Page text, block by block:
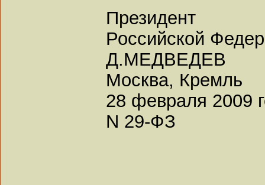
Президент
Российской
Д.МЕДВЕДЕВ
Москва, Кремль
28 февраля 2009
N 29-ФЗ